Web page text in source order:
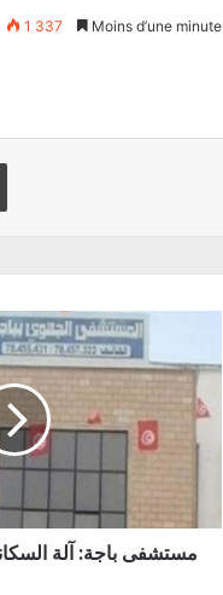
1 337 Moins d’une minute
Imprimer
مستشفى باجة: آلة السكانار